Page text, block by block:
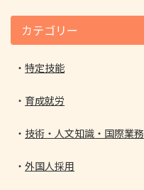
カテゴリー
特定技能
育成就労
技術・人文知識・国際業務
外国人採用